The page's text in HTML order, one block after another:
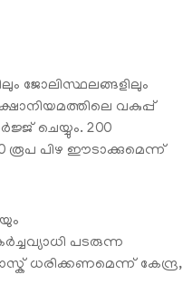
ജോലിസ്ഥലങ്ങളിലും
വകുപ്പ്
ചെയ്യും. 200
രൂപ പിഴ ഈടാക്കുമെന്ന്
പടരുന്ന
ധരിക്കണമെന്ന് കേന്ദ്ര,